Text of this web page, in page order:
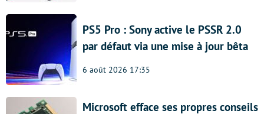
PS5 Pro : Sony active le PSSR 2.0
par défaut via une mise à jour bêta
6 août 2026 17:35
Microsoft efface ses propres conseils